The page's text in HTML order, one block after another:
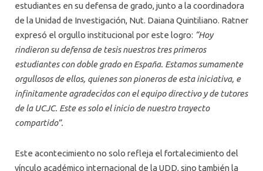
estudiantes en su defensa de grado, junto a la coordinadora
de la Unidad de Investigación, Nut. Daiana Quintiliano. Ratner
expresó el orgullo institucional por este logro: “Hoy
rindieron su defensa de tesis nuestros tres primeros
estudiantes con doble grado en España. Estamos sumamente
orgullosos de ellos, quienes son pioneros de esta iniciativa, e
infinitamente agradecidos con el equipo directivo y de tutores
de la UCJC. Este es solo el inicio de nuestro trayecto
compartido”.
Este acontecimiento no solo refleja el fortalecimiento del
vínculo académico internacional de la UDD, sino también la